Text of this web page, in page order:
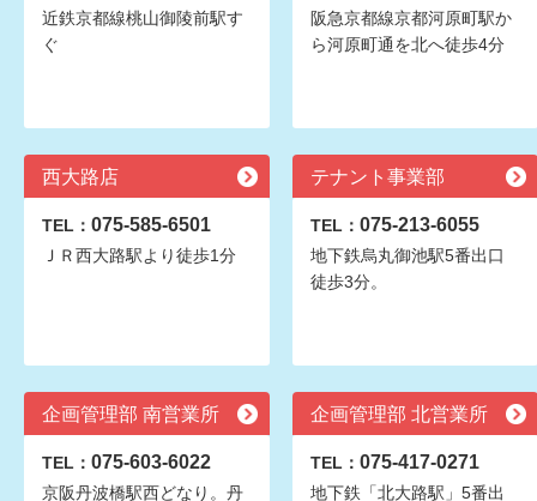
近鉄京都線桃山御陵前駅す
ぐ
阪急京都線京都河原町駅か
ら河原町通を北へ徒歩4分
西大路店
TEL： 075-585-6501
ＪＲ西大路駅より徒歩1分
テナント事業部
TEL： 075-213-6055
地下鉄烏丸御池駅5番出口
徒歩3分。
企画管理部 南営業所
TEL： 075-603-6022
京阪丹波橋駅西どなり。丹
企画管理部 北営業所
TEL： 075-417-0271
地下鉄「北大路駅」5番出